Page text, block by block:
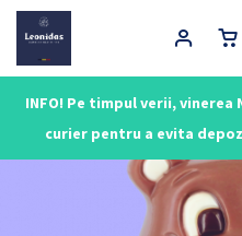
INFO! Pe timpul verii, vinerea
curier pentru a evita
Main Navigation